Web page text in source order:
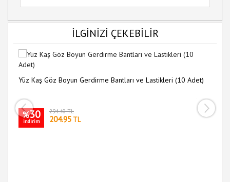
İLGİNİZİ ÇEKEBİLİR
Yüz Kaş Göz Boyun Gerdirme Bantları ve Lastikleri (10 Adet)
%30
indirim
294.40 TL
204.95 TL